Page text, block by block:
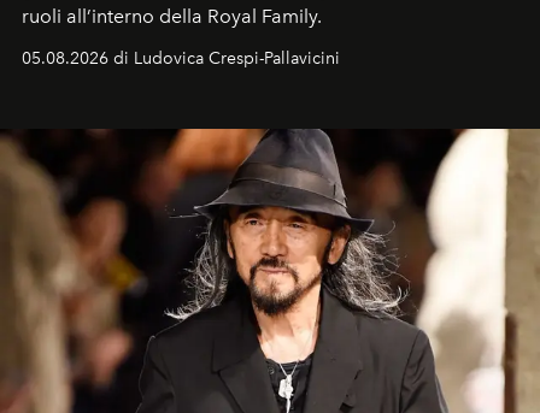
ruoli all’interno della Royal Family.
05.08.2026 di Ludovica Crespi-Pallavicini